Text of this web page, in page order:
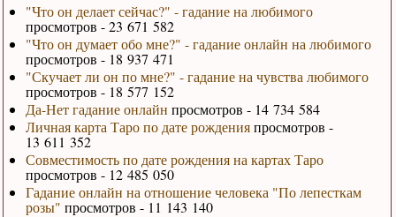
"Что он делает сейчас?" - гадание на любимого
просмотров - 23 671 582
"Что он думает обо мне?" - гадание онлайн на любимого
просмотров - 18 937 471
"Скучает ли он по мне?" - гадание на чувства любимого
просмотров - 18 577 152
Да-Нет гадание онлайн просмотров - 14 734 584
Личная карта Таро по дате рожденияпросмотров -
13 611 352
Совместимость по дате рождения на картах Таро
просмотров - 12 485 050
Гадание онлайн на отношение человека "По лепесткам
розы" просмотров - 11 143 140